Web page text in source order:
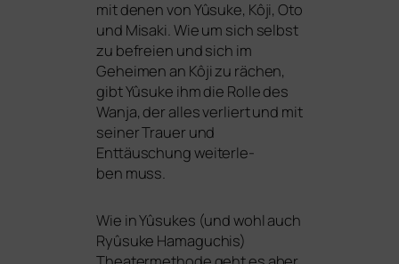
mit denen von Yûsuke, Kôji, Oto
und Misaki. Wie um sich selbst
zu befrei­en und sich im
Geheimen an Kôji zu rächen,
gibt Yûsuke ihm die Rolle des
Wanja, der alles ver­liert und mit
sei­ner Trauer und
Enttäuschung wei­ter­le­
ben muss.
Wie in Yûsukes (und wohl auch
Ryûsuke Hamaguchis)